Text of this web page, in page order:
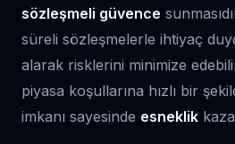
sözleşmeli güvence
süreli sözleşmelerle ihtiyaç
alarak risklerini minimize
piyasa koşullarına hızlı bir
imkanı sayesinde esneklik